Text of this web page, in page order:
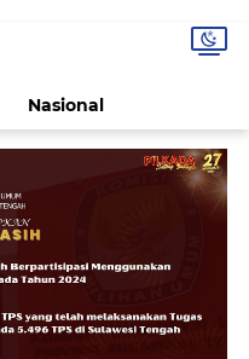
Nasional